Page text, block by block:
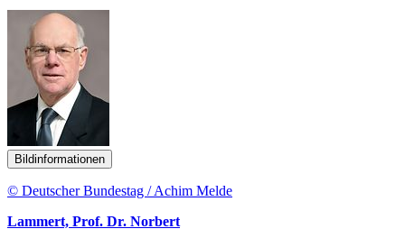
Bildinformationen
© Deutscher Bundestag / Achim Melde
Lammert, Prof. Dr. Norbert